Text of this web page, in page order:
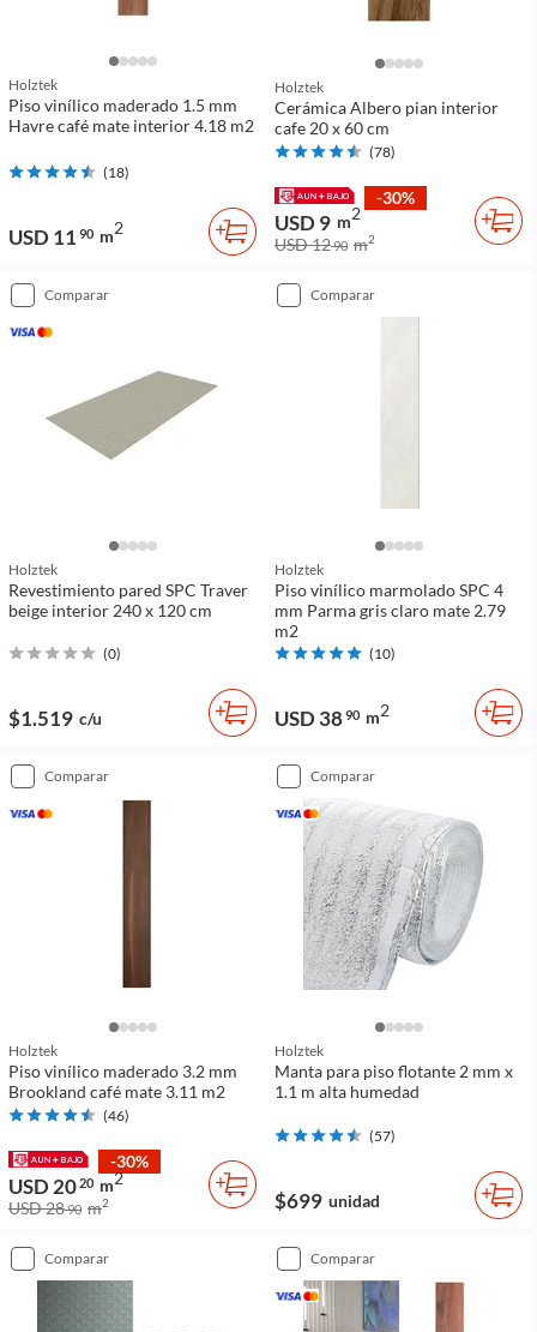
Holztek
Piso vinílico maderado 1.5 mm
Havre café mate interior 4.18 m2
(18)
USD 11 90 m2
Holztek
Cerámica Albero pian interior
cafe 20 x 60 cm
(78)
-30%
USD 9 m2
USD 1290 m2
comparar
Holztek
Revestimiento pared SPC Traver
beige interior 240 x 120 cm
(0)
$1.519 c/u
comparar
Holztek
Piso vinílico marmolado SPC 4
mm Parma gris claro mate 2.79
m2
(10)
USD 3890 m2
comparar
Holztek
Piso vinílico maderado 3.2 mm
Brookland café mate 3.11 m2
(46)
-30%
USD 2020 m2
USD 2890 m2
comparar
Holztek
Manta para piso flotante 2 mm x
1.1 m alta humedad
(57)
$699 unidad
comparar comparar